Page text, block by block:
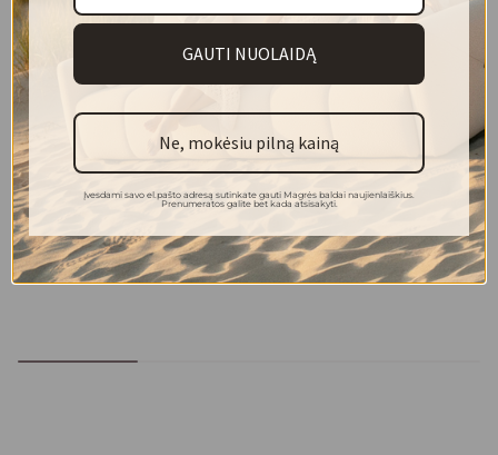
10 metų garantija
Yra sandėlyje
ICEBERG COOLER 2.0 čiužinys 1800x2000x300
867.00 €1 020.00 €
-30%
SPINAL V4
336.00 €
GAUTI NUOLAIDĄ
Ne, mokėsiu pilną kainą
Įvesdami savo el.pašto adresą sutinkate gauti Magrės baldai naujienlaiškius.
Prenumeratos galite bet kada atsisakyti.